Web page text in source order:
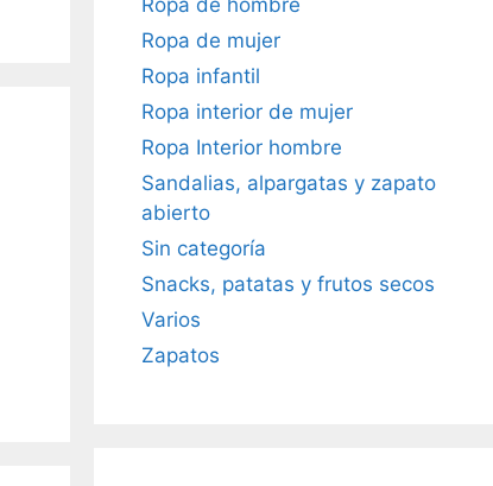
Ropa de mujer
Ropa infantil
Ropa interior de mujer
Ropa Interior hombre
Sandalias, alpargatas y zapato
abierto
Sin categoría
Snacks, patatas y frutos secos
Varios
Zapatos